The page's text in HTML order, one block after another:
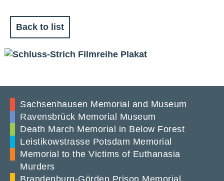
Back to list
Sachsenhausen Memorial and Museum
Ravensbrück Memorial Museum
Death March Memorial in Below Forest
Leistikowstrasse Potsdam Memorial
Memorial to the Victims of Euthanasia
Murders